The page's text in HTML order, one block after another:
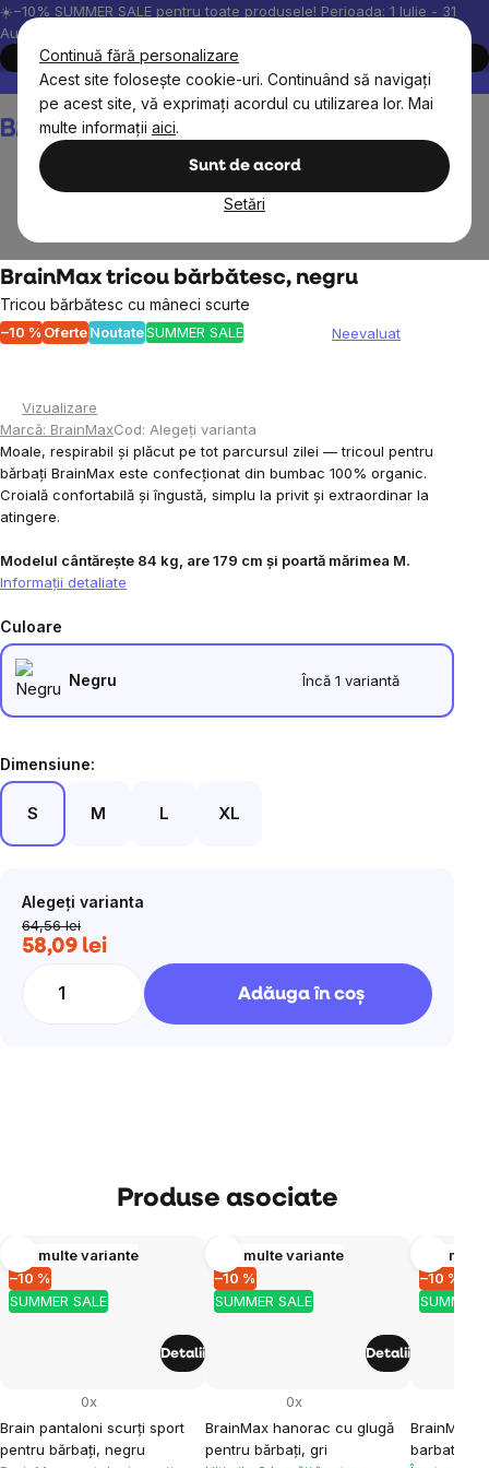
Continuă fără personalizare
Acest site folosește cookie-uri. Continuând să navigați
pe acest site, vă exprimați acordul cu utilizarea lor. Mai
multe informații aici.
Sunt de acord
Setări
Treci
la
conținut
☀️−10% SUMMER SALE pentru toate produsele! Perioada: 1 Iulie - 31
August, 2026.
Cumpără acum
Peste 200.000 de recenzii verificate
Produsele noastre sunt
Coş
de
BrainMax tricou bărbătesc, negru
Tricou bărbătesc cu mâneci scurte
–10 % OferteNoutateSUMMER SALE
Evaluarea
este
0,0
din
5
Neevaluat
Vizualizare
Marcă: BrainMaxCod: Alegeţi varianta
Moale, respirabil și plăcut pe tot parcursul zilei — tricoul pentru
bărbați BrainMax este confecționat din bumbac 100% organic.
Croială confortabilă și îngustă, simplu la privit și extraordinar la
atingere.
Modelul cântărește 84 kg, are 179 cm și poartă mărimea M.
Informaţii detaliate
Culoare
Negru Încă 1 variantă
Dimensiune:
S M L XL
Alegeţi varianta
64,56 lei
58,09 leiEvaluare
Adăuga în coş
Produse asociate
SUMMER SALE
–10 %
Mai multe variante
Brain pantaloni scurți sport
pentru bărbați, negru
0x
Detalii
SUMMER SALE
–10 %
Mai multe variante
BrainMax hanorac cu glugă
pentru bărbați, gri
0x
Detalii
SUMMER
–10 %
Mai
BrainMax
barbati